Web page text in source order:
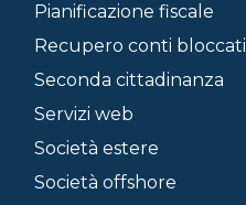
Pianificazione fiscale
Recupero conti bloccati
Seconda cittadinanza
Servizi web
Società estere
Società offshore